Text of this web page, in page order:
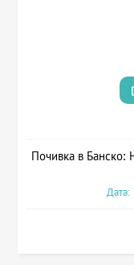
Почивка в Банско: